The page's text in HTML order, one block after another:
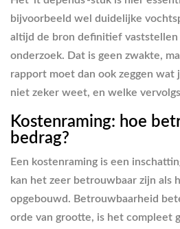
bijvoorbeeld wel duidelijke
altijd de bron definitief vaststellen
onderzoek. Dat is geen zwakte,
rapport moet dan ook zeggen
niet zeker weet, en welke
Kostenraming: hoe
bedrag?
Een kostenraming is een
kan het zeer betrouwbaar zijn als
opgebouwd. Betrouwbaarheid
orde van grootte, is het compleet